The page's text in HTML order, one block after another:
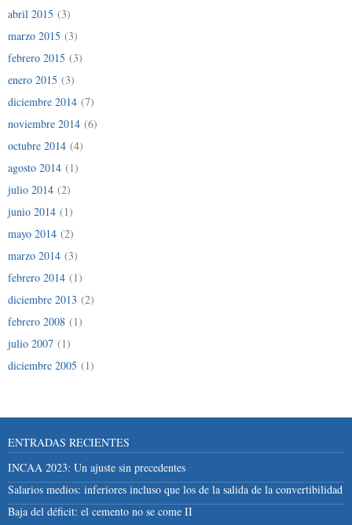
abril 2015 (3)
marzo 2015 (3)
febrero 2015 (3)
enero 2015 (3)
diciembre 2014 (7)
noviembre 2014 (6)
octubre 2014 (4)
agosto 2014 (1)
julio 2014 (2)
junio 2014 (1)
mayo 2014 (2)
marzo 2014 (3)
febrero 2014 (1)
diciembre 2013 (2)
febrero 2008 (1)
julio 2007 (1)
diciembre 2005 (1)
ENTRADAS RECIENTES
INCAA 2023: Un ajuste sin precedentes
Salarios medios: inferiores incluso que los de la salida de la convertibilidad
Baja del déficit: el cemento no se come II